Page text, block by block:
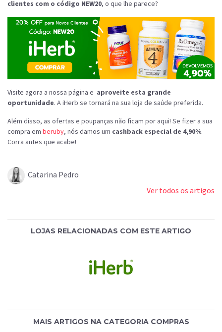
clientes com o código NEW20, o que lhe parece?
Visite agora a nossa página e aproveite esta grande
oportunidade. A iHerb se tornará na sua loja de saúde preferida.
Além disso, as ofertas e poupanças não ficam por aqui! Se fizer a sua
compra em beruby, nós damos um cashback especial de 4,90%.
Corra antes que acabe!
Catarina Pedro
Ver todos os artigos
LOJAS RELACIONADAS COM ESTE ARTIGO
MAIS ARTIGOS NA CATEGORIA COMPRAS